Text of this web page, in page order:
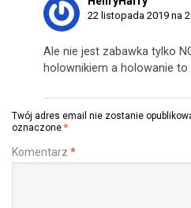
22 listopada 2019 na
Ale nie jest zabawka tylko
holownikiem a holowanie
Twój adres email nie zostanie
oznaczone *
Komentarz *